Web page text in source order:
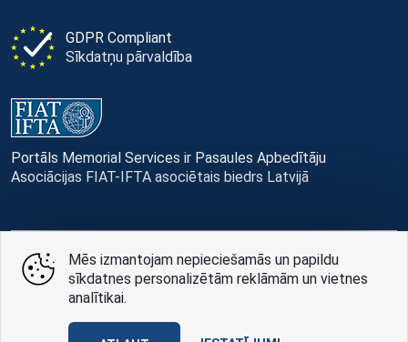
GDPR Compliant
Sīkdatņu pārvaldība
Portāls Memorial Services ir Pasaules Apbedītāju
Asociācijas FIAT-IFTA asociētais biedrs Latvijā
© Memorial Services, 2016 — 2026 pr3-g
Privātuma politikai
AABB TEAM
Mēs izmantojam nepieciešamās un papildu
sīkdatnes personalizētām reklāmām un vietnes
analītikai.